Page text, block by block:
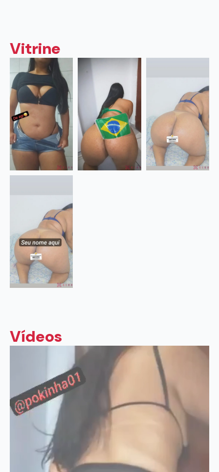
Vitrine
Vídeos